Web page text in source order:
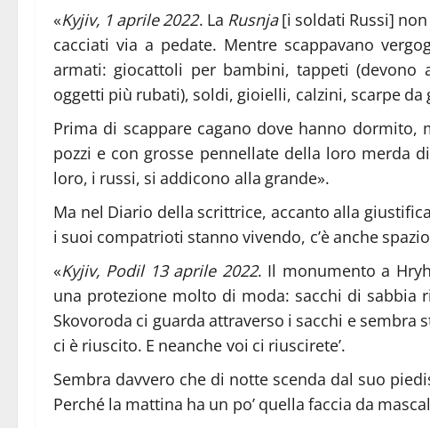
«Kyjiv, 1 aprile 2022. La Rusnja[i soldati Russi]
cacciati via a pedate. Mentre scappavano
armati: giocattoli per bambini, tappeti (devono
oggetti più rubati), soldi, gioielli, calzini, scarpe
Prima di scappare cagano dove hanno
pozzi e con grosse pennellate della loro merda
loro, i russi, si addicono alla grande».
Ma nel Diario della scrittrice, accanto alla
i suoi compatrioti stanno vivendo, c’è anche
«Kyjiv, Podil 13 aprile 2022. Il monumento a
una protezione molto di moda: sacchi di sabbia
Skovoroda ci guarda attraverso i sacchi e sembra
ci è riuscito. E neanche voi ci riuscirete’.
Sembra davvero che di notte scenda dal suo
Perché la mattina ha un po’ quella faccia da